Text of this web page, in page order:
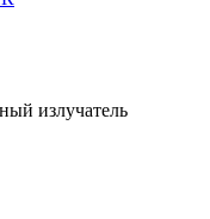
излучатель